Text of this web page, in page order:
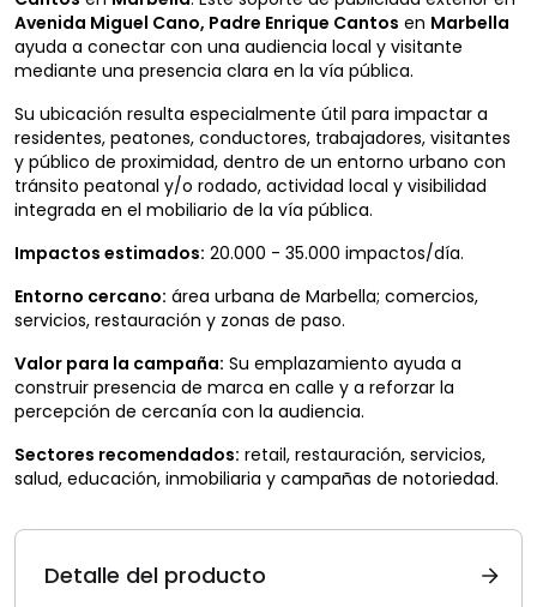
Avenida Miguel Cano, Padre Enrique Cantos en Marbella
ayuda a conectar con una audiencia local y visitante
mediante una presencia clara en la vía pública.
Su ubicación resulta especialmente útil para impactar a
residentes, peatones, conductores, trabajadores, visitantes
y público de proximidad, dentro de un entorno urbano con
tránsito peatonal y/o rodado, actividad local y visibilidad
integrada en el mobiliario de la vía pública.
Impactos estimados: 20.000 - 35.000 impactos/día.
Entorno cercano: área urbana de Marbella; comercios,
servicios, restauración y zonas de paso.
Valor para la campaña: Su emplazamiento ayuda a
construir presencia de marca en calle y a reforzar la
percepción de cercanía con la audiencia.
Sectores recomendados: retail, restauración, servicios,
salud, educación, inmobiliaria y campañas de notoriedad.
Detalle del producto